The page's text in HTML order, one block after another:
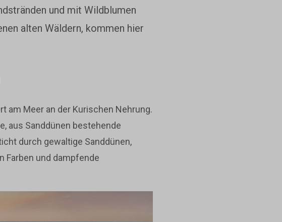
und mit Wildblumen
alten Wäldern, kommen hier
am Meer an der Kurischen Nehrung.
aus Sanddünen bestehende
durch gewaltige Sanddünen,
Farben und dampfende